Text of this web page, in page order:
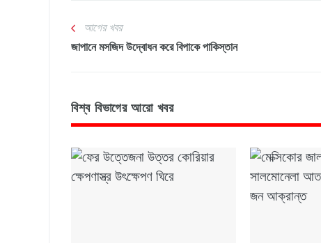
আগের খবর
জাপানে মসজিদ উদ্বোধন করে বিপাকে পাকিস্তান
বিশ্ব বিভাগের আরো খবর